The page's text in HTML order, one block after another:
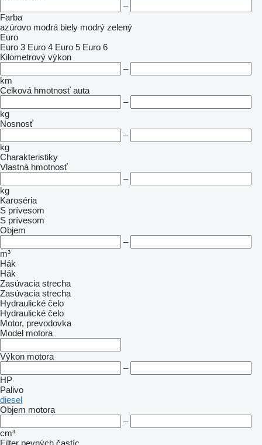
–
Farba
azúrovo modrá biely modrý zelený
Euro
Euro 3 Euro 4 Euro 5 Euro 6
Kilometrový výkon
–
km
Celková hmotnosť auta
–
kg
Nosnosť
–
kg
Charakteristiky
Vlastná hmotnosť
–
kg
Karoséria
S prívesom
S prívesom
Objem
–
m³
Hák
Hák
Zasúvacia strecha
Zasúvacia strecha
Hydraulické čelo
Hydraulické čelo
Motor, prevodovka
Model motora
Výkon motora
–
HP
Palivo
diesel
Objem motora
–
cm³
Filter pevných častíc